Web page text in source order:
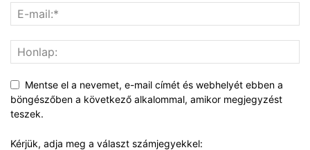
Mentse el a nevemet, e-mail címét és webhelyét ebben a
böngészőben a következő alkalommal, amikor megjegyzést
teszek.
Kérjük, adja meg a választ számjegyekkel: